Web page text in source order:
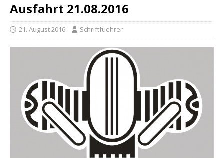
Ausfahrt 21.08.2016
21. August 2016 Schriftfuehrer